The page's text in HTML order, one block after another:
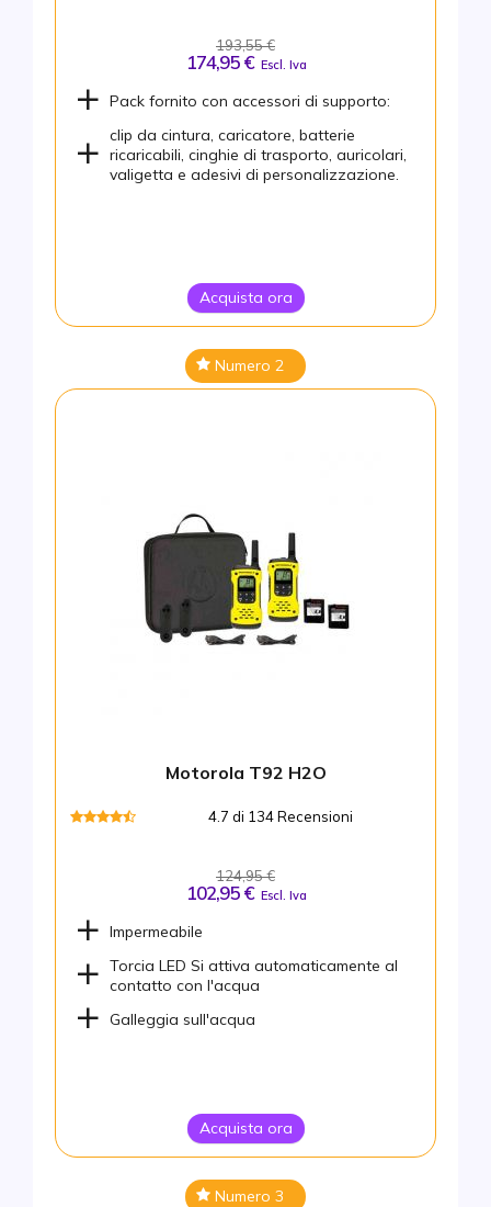
193,55 €
174,95 € Escl. Iva
Pack fornito con accessori di supporto:
clip da cintura, caricatore, batterie
ricaricabili, cinghie di trasporto, auricolari,
valigetta e adesivi di personalizzazione.
Acquista ora
Numero 2
Motorola T92 H2O
4.7 di 134 Recensioni
124,95 €
102,95 € Escl. Iva
Impermeabile
Torcia LED Si attiva automaticamente al
contatto con l'acqua
Galleggia sull'acqua
Acquista ora
Numero 3